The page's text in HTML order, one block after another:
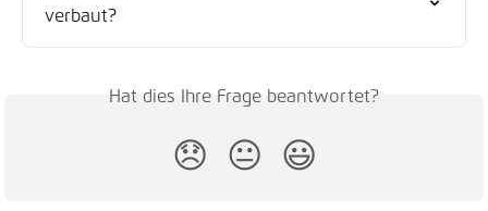
verbaut?
Hat dies Ihre Frage beantwortet?
😞 😐 😃